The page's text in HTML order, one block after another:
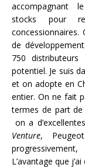
accompagnant
stocks pour
de
750
potentiel. Je suis
et on adopte en
entier. On ne fait
termes de part
on a
Venture,
L’avantage que